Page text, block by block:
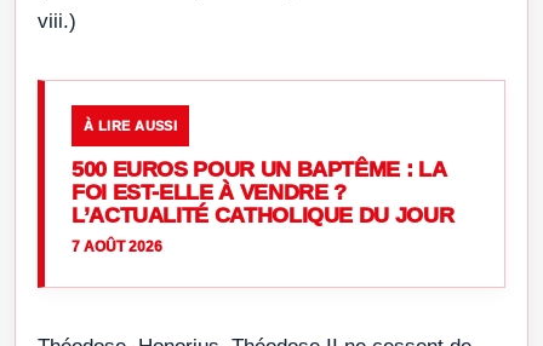
viii.)
À LIRE AUSSI
500 EUROS POUR UN BAPTÊME : LA
FOI EST-ELLE À VENDRE ?
L’ACTUALITÉ CATHOLIQUE DU JOUR
7 AOÛT 2026